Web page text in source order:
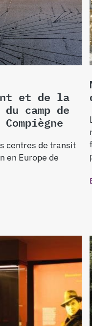
et de la
camp de
centres de transit
en Europe de